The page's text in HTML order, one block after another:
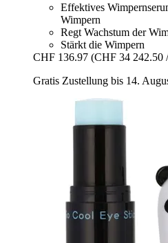
Effektives
Wimpern
Regt Wachstum der
Stärkt die Wimpern
CHF 136.97 (CHF 34 242.50
Gratis Zustellung bis 14.